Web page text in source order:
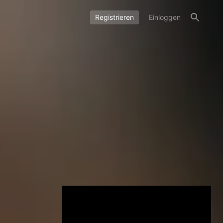
Registrieren Einloggen